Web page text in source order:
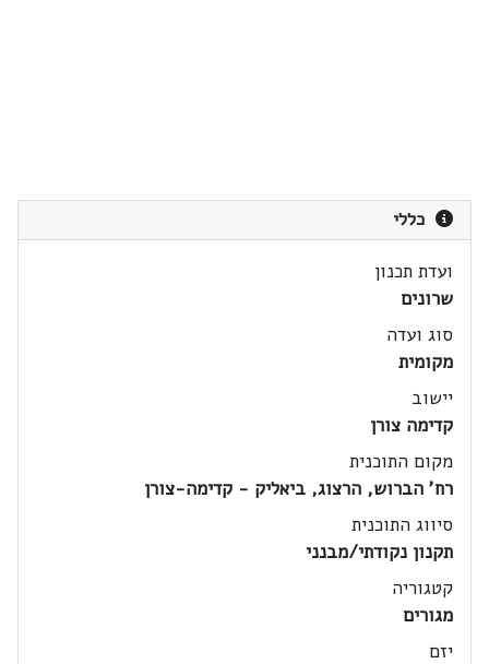
כללי
ועדת תכנון
שרונים
סוג ועדה
מקומית
יישוב
קדימה צורן
מקום התוכנית
רח' הברוש, הרצוג, ביאליק - קדימה-צורן
סיווג התוכנית
תקנון נקודתי/מבנני
קטגוריה
מגורים
יזם